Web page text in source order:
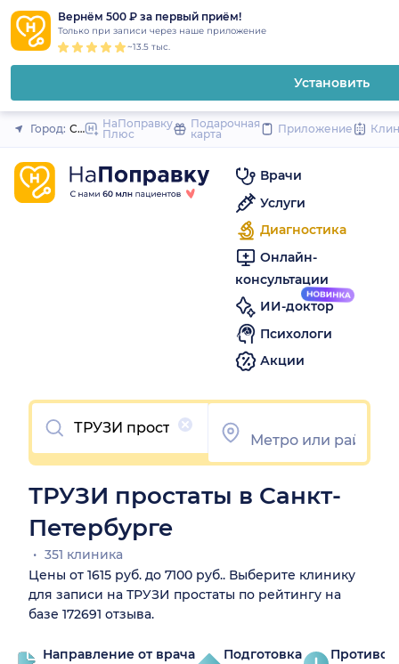
Вернём 500 ₽ за первый приём!
Только при записи через наше приложение
~13.5 тыс.
Установить
Закрыть
Город: Санкт-Петербург
НаПоправку
Плюс
Подарочная
карта
Приложение
Врачи
Услуги
Диагностика
Онлайн-
консультации
ИИ-доктор
Психологи
Акции
Очистить
ТРУЗИ простаты в Санкт-
Петербурге
351 клиника
Цены от 1615 руб. до 7100 руб.. Выберите клинику
для записи на ТРУЗИ простаты по рейтингу на
базе 172691 отзыва.
Направление от врача
Подготовка